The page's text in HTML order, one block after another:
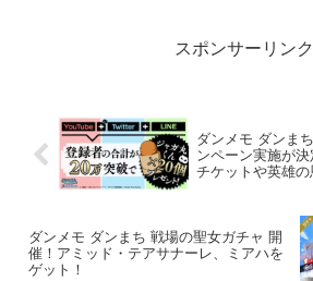
スポンサーリンク
ダンメモ ダンま
ンペーン実施が
チケットや英雄の
ダンメモ ダンまち 戦場の聖女ガチャ 開
催！アミッド・テアサナーレ、ミアハを
ゲット！